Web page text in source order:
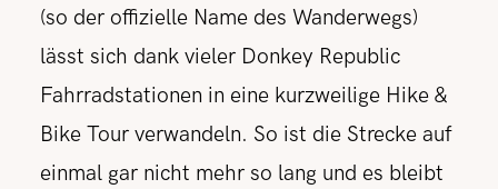
(so der offizielle Name des Wanderwegs)
lässt sich dank vieler Donkey Republic
Fahrradstationen in eine kurzweilige Hike &
Bike Tour verwandeln. So ist die Strecke auf
einmal gar nicht mehr so lang und es bleibt